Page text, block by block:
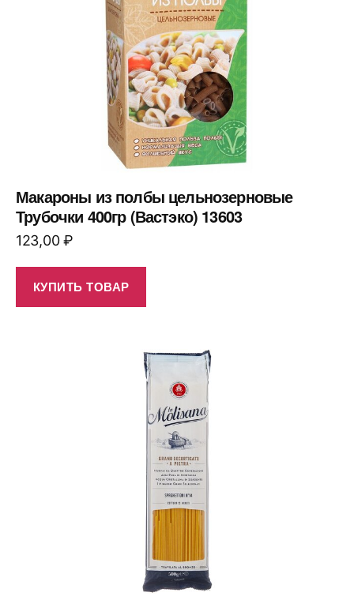
Макароны из полбы цельнозерновые
Трубочки 400гр (Вастэко) 13603
123,00₽
КУПИТЬ ТОВАР